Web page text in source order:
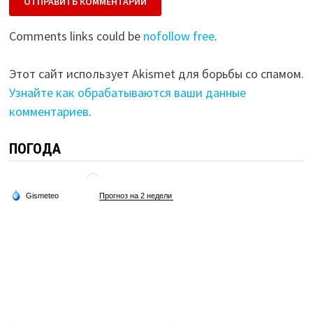
Comments links could be nofollow free.
Этот сайт использует Akismet для борьбы со спамом.
Узнайте как обрабатываются ваши данные
комментариев.
ПОГОДА